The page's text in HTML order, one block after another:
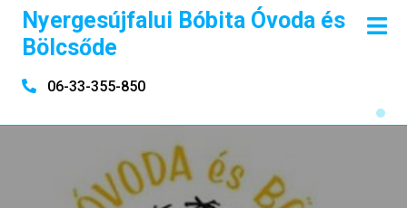
content
Nyergesújfalui Bóbita Óvoda és
Bölcsőde
06-33-355-850